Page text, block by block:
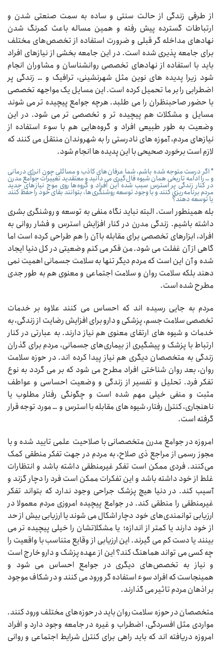
از طرفی زندگی از حالت سنتی و ساده به سمت صنعتی شدن و
ارتباطات گسترده پیش رفته و همین مساله باعث کمرنگ شدن
نهادهای مداخله گر قبلی و ضرورت استفاده از تخصص‌های مختلف
برای جامعه پذیری شده است. در این جامعه بخشی از نیازهای افراد
باید با استفاده از نهادهای تخصصی روانشناسان و مشاوران انجام
شود زیرا پدیده های نوین مثل شهرنشینی، ترافیک و … زندگی پر
اضطرابی را بر ما تحمیل کرده است. این مسایل یک مواجهه تخصصی
با حضور صاحبنظران را می طلبد. هرچه جوامع پیچیده تر می شوند
مسایل و مشکلات هم پیچیده تر و تخصصی تر می شود. در این
وضعیت به طور طبیعی افراد و گروه‌هایی هم با سوء استفاده از
نیازهای مردم، آموزه های نادرستی را به شهروندان منتقل می کنند که
لازم است برخورد صحیحی با این پدیده ها انجام شود.
* اگر درست متوجه شده باشم، شما عرفان‌های کاذب و مسائلی چون انرژی درمانی
و … را ادامه تاریخی همان شیوه فال‌گیری می دانید و معتقدید تغییرات جوامع مدرن
در کنار زندگی پر استرس سبب شده این افراد و گروه‌ها روی موج نیازهای جدید
مردم برنامه‌ریزی کنند و با وجود توسعه روشنگری‌ها، بتوانند بقای خود را حفظ کنند
یا توسعه دهند؟
بله همینطور است. البته نباید نگاه منفی به توسعه و روشنگری بشری
داشته باشیم. زندگی مدرن در کنار افزایش استرس و فشار روانی به
افراد، ابزارهای تخصصی برای مقابله با آن را هم طراحی کرده است اما
گاهی از آن غفلت می شود. من فکر می کنم وضعیتی در کل دنیا ایجاد
شده و آن این است که مردم دیگر تنها به سلامت جسمانی اهمیت نمی
دهند بلکه سلامت روان و سلامت اجتماعی و معنوی هم به طور جدی
مطرح شده است.
مردم به جایی رسیده اند که احساس می کنند علاوه بر خدمات
تخصصی سلامت جسم، پزشکی و دارو برای افزایش رضایت از زندگی، به
خدمات و شیوه های ارتقای معنوی هم نیاز دارند. به عبارتی در کنار
ارتباط با پزشک و پیشگیری از بیماری‌های جسمانی، مردم برای گذران
زندگی به متخصصان دیگری هم نیاز پیدا کرده اند. در حوزه سلامت
روان، بعد روان شناختی افراد مطرح می شود که بر می گردد به نوع
تفکر فرد. تحلیل و تفسیر از زندگی و وضعیت احساسی و عواطف
مثبت و منفی خیلی مهم شده است و چگونگی رفتار مطلوب یا
ناهنجاری، کنترل رفتار، شیوه های مقابله با استرس و … مورد توجه قرار
گرفته است.
امروزه در جوامع مدرن متخصصانی با صلاحیت علمی تایید شده و با
مجوز رسمی از مراجع ذی صلاح، به مردم در جهت تفکر منطقی کمک
می‌کنند. فردی ممکن است تفکر غیرمنطقی داشته باشد و انتظارات
غلط از خود داشته باشد و این تفکرات ممکن است فرد را دچار گزند و
آسیب کند. در دنیا هیچ پزشک جراحی وجود ندارد که بتواند تفکر
غیرمنطقی را منطقی کند. در جوامع پیچیده امروزی مردم معمولا در
ارزیابی توانمندی‌های خود دچار اشکال می شوند یا ارزیابی بیش از حد
از خود دارند یا کمتر از اندازه؛ یا مشکلاتشان را خیلی پیچیده تر می
بینند یا دست کم می گیرند. این ارزیابی از وقایع متناسب با واقعیت را
چه کسی می تواند هماهنگ کند؟ این از عهده پزشک و دارو خارج است
و نیاز به تخصص‌های دیگری در جوامع احساس می شود و
همینجاست که افراد سوء استفاده گر ورود می کنند و در شکاف موجود
بر اذهان مردم تاثیر می گذارند.
متخصصان در حوزه سلامت روان باید در حوزه‌های مختلف ورود کنند.
مواردی مثل افسردگی، اضطراب و غیره در جامعه وجود دارد و افراد
امروزه دریافته اند که باید راهی برای کنترل شرایط اجتماعی و روانی